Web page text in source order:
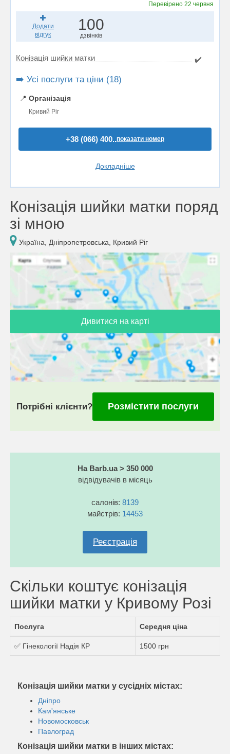
Перевірено22 червня
Додати
відгук
100
дзвінків
Конізація шийки матки ✔️
➡️ Усі послуги та ціни (18)
📍 Організація
Кривий Ріг
+38 (066) 400..показати номер
Докладніше
Конізація шийки матки поряд
зі мною
Україна, Дніпропетровська, Кривий Ріг
Дивитися на карті
Потрібні клієнти? Розмістити послуги
На Barb.ua > 350 000
відвідувачів в місяць
салонів: 8139
майстрів: 14453
Реєстрація
Скільки коштує конізація
шийки матки у Кривому Розі
Послуга Середня ціна
✅ Гінекології Надія КР 1500 грн
Конізація шийки матки у сусідніх містах:
Дніпро
Кам'янське
Новомосковськ
Павлоград
Конізація шийки матки в інших містах: